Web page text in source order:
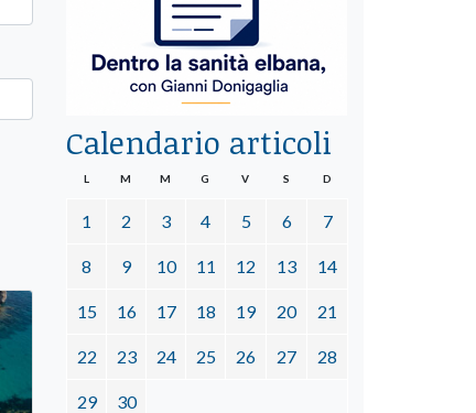
Calendario articoli
L M M G V S D
1 2 3 4 5 6 7
8 9 10 11 12 13 14
15 16 17 18 19 20 21
22 23 24 25 26 27 28
29 30